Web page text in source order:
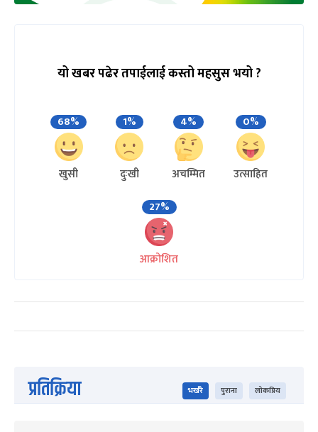
यो खबर पढेर तपाईलाई कस्तो महसुस भयो ?
68%
खुसी
1%
दुःखी
4%
अचम्मित
0%
उत्साहित
27%
आक्रोशित
प्रतिक्रिया भर्खरै पुराना लोकप्रिय